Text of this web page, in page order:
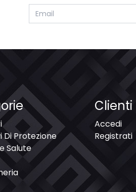
Di Protezione
Salute
Clienti
Accedi
Registrati